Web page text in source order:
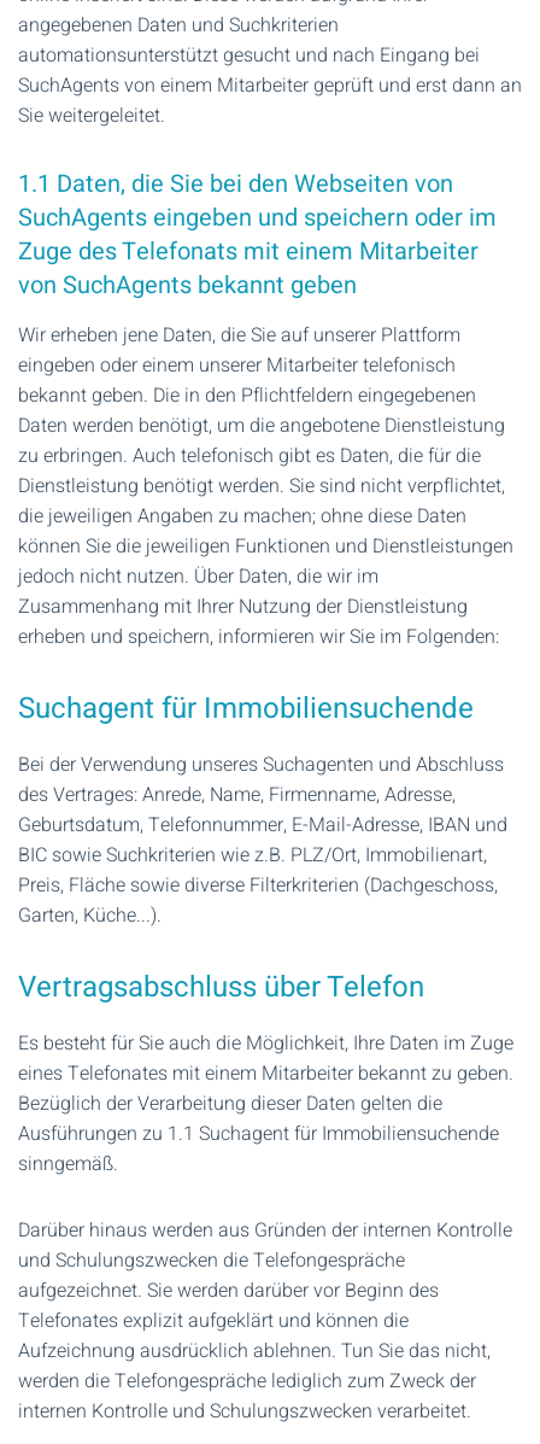
angegebenen Daten und Suchkriterien
automationsunterstützt gesucht und nach Eingang bei
SuchAgents von einem Mitarbeiter geprüft und erst dann an
Sie weitergeleitet.
1.1 Daten, die Sie bei den Webseiten von
SuchAgents eingeben und speichern oder im
Zuge des Telefonats mit einem Mitarbeiter
von SuchAgents bekannt geben
Wir erheben jene Daten, die Sie auf unserer Plattform
eingeben oder einem unserer Mitarbeiter telefonisch
bekannt geben. Die in den Pflichtfeldern eingegebenen
Daten werden benötigt, um die angebotene Dienstleistung
zu erbringen. Auch telefonisch gibt es Daten, die für die
Dienstleistung benötigt werden. Sie sind nicht verpflichtet,
die jeweiligen Angaben zu machen; ohne diese Daten
können Sie die jeweiligen Funktionen und Dienstleistungen
jedoch nicht nutzen. Über Daten, die wir im
Zusammenhang mit Ihrer Nutzung der Dienstleistung
erheben und speichern, informieren wir Sie im Folgenden:
Suchagent für Immobiliensuchende
Bei der Verwendung unseres Suchagenten und Abschluss
des Vertrages: Anrede, Name, Firmenname, Adresse,
Geburtsdatum, Telefonnummer, E-Mail-Adresse, IBAN und
BIC sowie Suchkriterien wie z.B. PLZ/Ort, Immobilienart,
Preis, Fläche sowie diverse Filterkriterien (Dachgeschoss,
Garten, Küche...).
Vertragsabschluss über Telefon
Es besteht für Sie auch die Möglichkeit, Ihre Daten im Zuge
eines Telefonates mit einem Mitarbeiter bekannt zu geben.
Bezüglich der Verarbeitung dieser Daten gelten die
Ausführungen zu 1.1 Suchagent für Immobiliensuchende
sinngemäß.
Darüber hinaus werden aus Gründen der internen Kontrolle
und Schulungszwecken die Telefongespräche
aufgezeichnet. Sie werden darüber vor Beginn des
Telefonates explizit aufgeklärt und können die
Aufzeichnung ausdrücklich ablehnen. Tun Sie das nicht,
werden die Telefongespräche lediglich zum Zweck der
internen Kontrolle und Schulungszwecken verarbeitet.